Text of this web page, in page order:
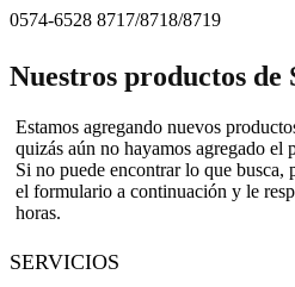
0574-6528 8717/8718/8719
Nuestros productos de
Estamos agregando nuevos
quizás aún no hayamos agregado el
Si no puede encontrar lo que busca,
el formulario a continuación y le
horas.
SERVICIOS